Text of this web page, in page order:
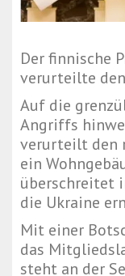
Der finnische
verurteilte
Auf die
Angriffs
verurteilt den
ein
überschreitet
die Ukraine
Mit einer
das
steht an der